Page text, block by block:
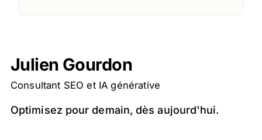
Julien Gourdon
Consultant SEO et IA générative
Optimisez pour demain, dès aujourd'hui.